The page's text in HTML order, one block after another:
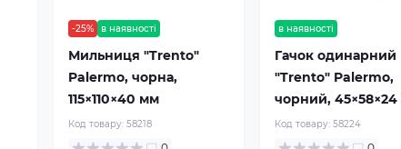
-25% в наявності
Мильниця "Trento"
Palermo, чорна,
115×110×40 мм
Код товару:58218
в наявності
Гачок одинарний
"Trento" Palermo,
чорний,
Код товару: 58224